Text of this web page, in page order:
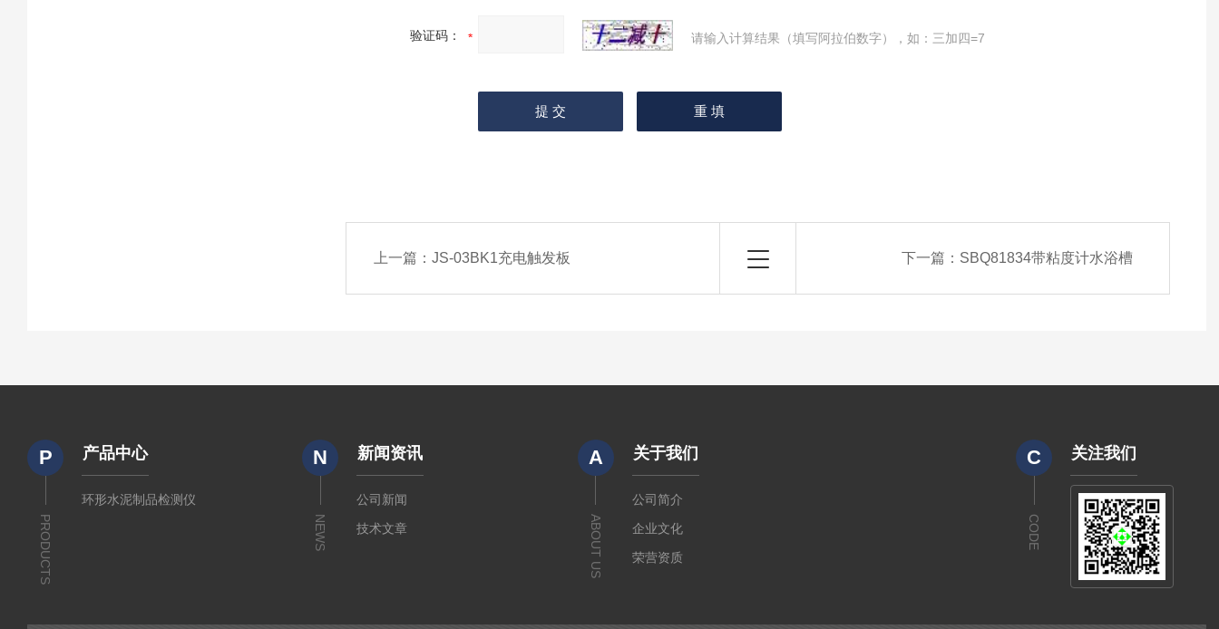
验证码： 请输入计算结果（填写阿拉伯数字），如：三加四=7
上一篇：JS-03BK1充电触发板 下一篇： SBQ81834带粘度计水浴槽
P
PRODUCTS
产品中心
环形水泥制品检测仪
N
NEWS
新闻资讯
公司新闻
技术文章
A
ABOUT US
关于我们
公司简介
企业文化
荣营资质
C
CODE
关注我们